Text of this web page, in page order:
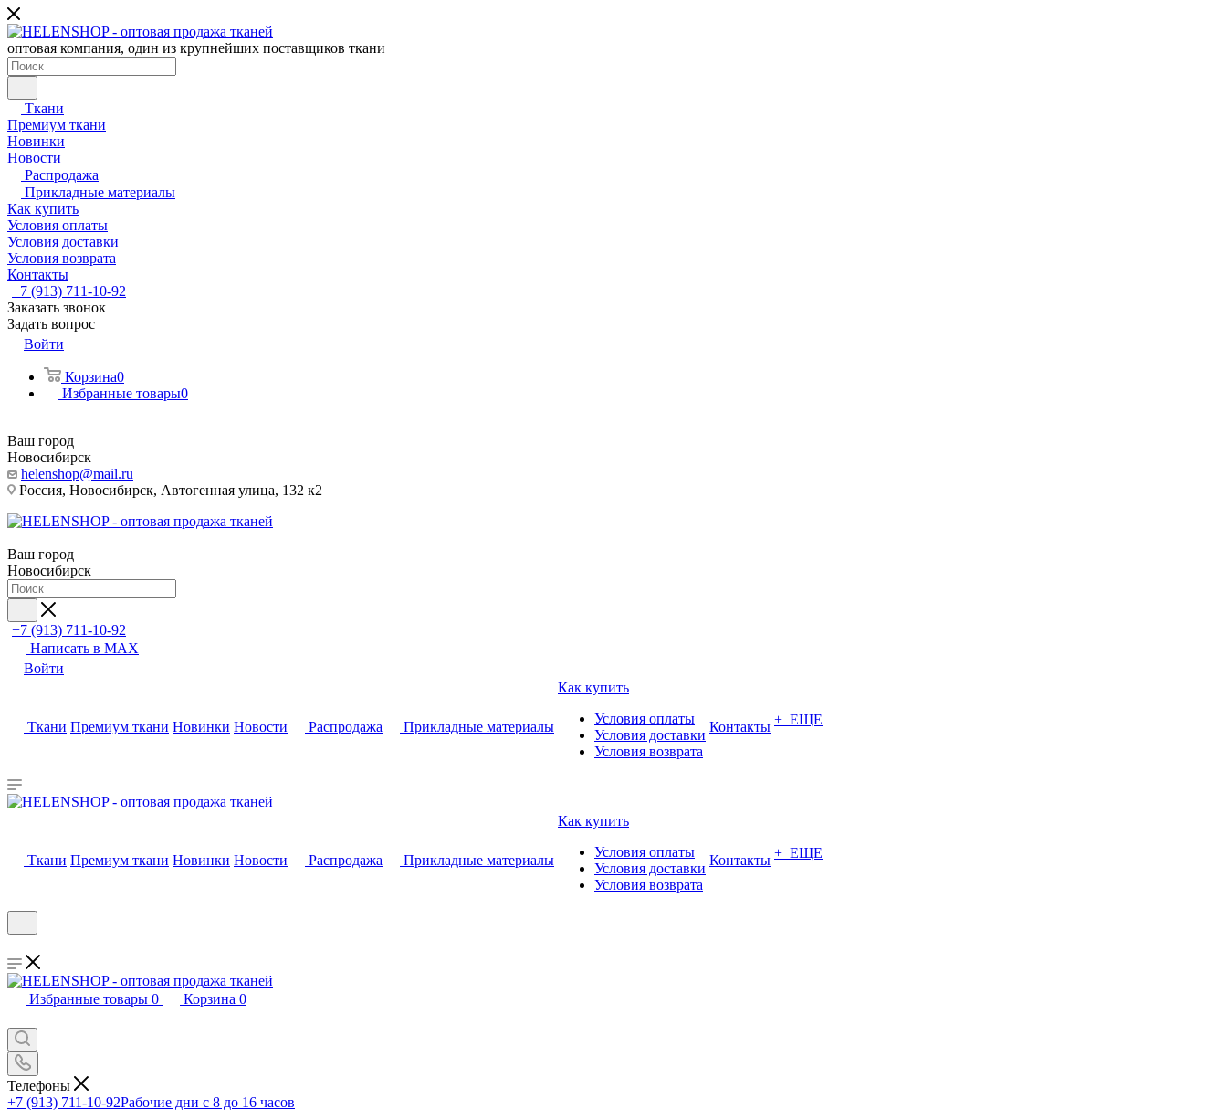
оптовая компания, один из крупнейших поставщиков ткани
Ткани
Премиум ткани
Новинки
Новости
Распродажа
Прикладные материалы
Как купить
Условия оплаты
Условия доставки
Условия возврата
Контакты
+7 (913) 711-10-92
Заказать звонок
Задать вопрос
Войти
Корзина0
Избранные товары0
Ваш город
Новосибирск
helenshop@mail.ru
Россия, Новосибирск, Автогенная улица, 132 к2
Ваш город
Новосибирск
+7 (913) 711-10-92
Написать в MAX
Войти
Ткани Премиум ткани Новинки Новости Распродажа Прикладные материалы
Как купить
Условия оплаты
Условия доставки
Условия возврата
Контакты + ЕЩЕ
Ткани Премиум ткани Новинки Новости Распродажа Прикладные материалы
Как купить
Условия оплаты
Условия доставки
Условия возврата
Контакты + ЕЩЕ
Избранные товары 0 Корзина 0
Телефоны
+7 (913) 711-10-92Рабочие дни с 8 до 16 часов